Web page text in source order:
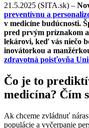
21.5.2025 (SITA.sk) –
preventívnu a
v medicíne budúcnosti.
pred prvým príznakom
lekárovi, keď vás niečo
inovátorkou a
zdravotná poisťovňa
Čo je to
medicína? Čím
Ak chceme zvládnuť
populácie a vyčerpanie